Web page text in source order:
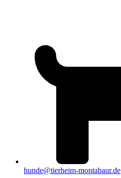
hunde@tierheim-montabaur.de